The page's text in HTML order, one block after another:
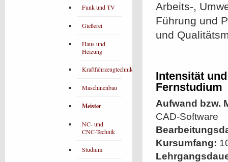
Arbeits-,
Führung und
und
Intensität
Fernstudium
Aufwand bzw.
CAD-Software
Kursumfang:
Funk und TV
Gießerei
Haus und
Heizung
Kraftfahrzeugtechnik
Maschinenbau
Meister
NC- und
CNC-Technik
Studium